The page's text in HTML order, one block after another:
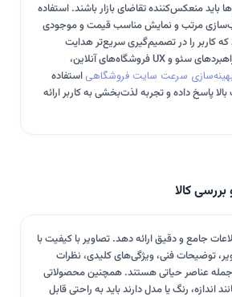
منعکس‌کننده تقاضای بازار باشند. استفاده
مرتب و نمایش مناسب قیمت و موجودی
کاربر را در تصمیم‌گیری سریع‌تر هدایت
می‌کنند. برای مثال، در راهبردهای سئو و UX فروشگاه‌های آنلاین،
سرعت سایت فروشگاهی استفاده
بالا پاسخ داده و تجربه لذت‌بخشی به کاربر ارائه
کالا
جامع و دقیق ارائه دهد. تصاویر با کیفیت با
توضیحات فنی، ویژگی‌های کلیدی، نظرات
جمله عناصر حیاتی هستند. همچنین محصولاتی
اندازه، رنگ یا مدل دارند باید به راحتی قابل